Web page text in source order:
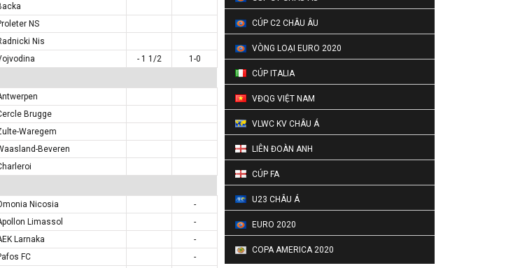
NS
Nis
- 1 1/2
1-0
Brugge
Waregem
Beveren
Nicosia
-
Limassol
-
Larnaka
-
FC
-
CÚP C2 CHÂU ÂU
VÒNG LOẠI EURO 2020
CÚP ITALIA
VĐQG VIỆT NAM
VLWC KV CHÂU Á
LIÊN ĐOÀN ANH
CÚP FA
U23 CHÂU Á
EURO 2020
COPA AMERICA 2020